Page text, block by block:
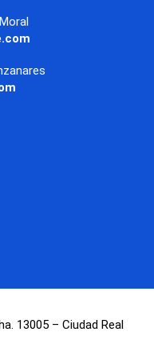
13005 – Ciudad Real